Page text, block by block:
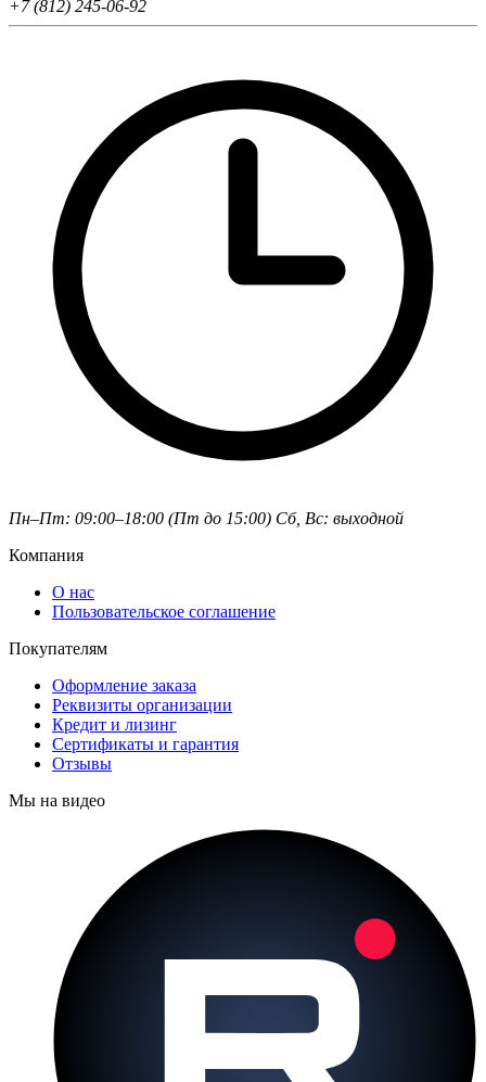
+7 (812) 245-06-92
Пн–Пт: 09:00–18:00 (Пт до 15:00) Сб, Вс: выходной
Компания
О нас
Пользовательское соглашение
Покупателям
Оформление заказа
Реквизиты организации
Кредит и лизинг
Сертификаты и гарантия
Отзывы
Мы на видео